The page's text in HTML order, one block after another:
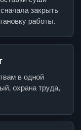
закрыть
работы.
в одной
охрана труда,